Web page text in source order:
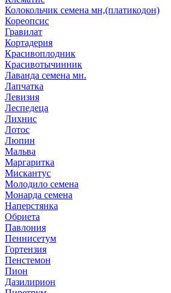
Колокольчик семена мн,(платикодон)
Кореопсис
Гравилат
Кортадерия
Красивоплодник
Красивотычинник
Лаванда семена мн.
Лапчатка
Левизия
Леспедеца
Лихнис
Лотос
Люпин
Мальва
Маргаритка
Мискантус
Молодило семена
Монарда семена
Наперстянка
Обриета
Павлония
Пеннисетум
Гортензия
Пенстемон
Пион
Дазилирион